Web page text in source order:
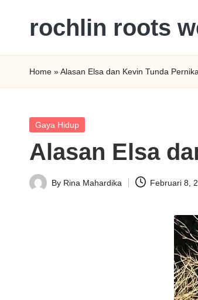
rochlin roots
Gaya
Hidup,
dan
Kesehatan
Modern
Home »Alasan Elsa dan Kevin Tunda
Posted
Gaya Hidup
Alasan Elsa
Posted
By Rina Mahardika Februari 8,